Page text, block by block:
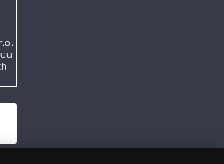
i trestní právo. V letech
monarchii poprvé
zemřel lidem oblíbený
po sobě žádného
mladšímu bratrovi
vládl pouze dva roky.